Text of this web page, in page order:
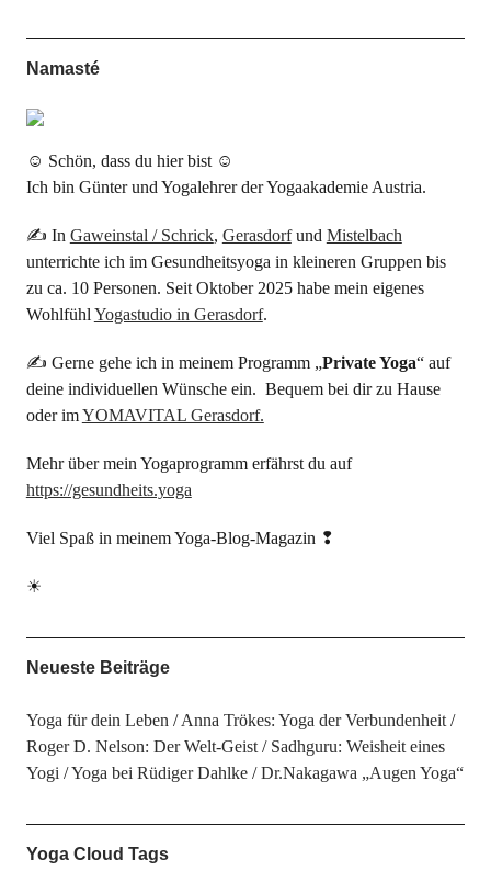
Namasté
☺ Schön, dass du hier bist ☺
Ich bin Günter und Yogalehrer der Yogaakademie Austria.
✍ In Gaweinstal / Schrick, Gerasdorfund Mistelbach
unterrichte ich im Gesundheitsyoga in kleineren Gruppen bis
zu ca. 10 Personen. Seit Oktober 2025 habe mein eigenes
Wohlfühl Yogastudio in Gerasdorf.
✍ Gerne gehe ich in meinem Programm „Private Yoga“ auf
deine individuellen Wünsche ein. Bequem bei dir zu Hause
oder imYOMAVITAL Gerasdorf.
Mehr über mein Yogaprogramm erfährst du auf
https://gesundheits.yoga
Viel Spaß in meinem Yoga-Blog-Magazin ❢
☀
Neueste Beiträge
Yoga für dein Leben
Anna Trökes: Yoga der Verbundenheit
Roger D. Nelson: Der Welt-Geist
Sadhguru: Weisheit eines
Yogi
Yoga bei Rüdiger Dahlke Dr.Nakagawa „Augen Yoga“
Yoga Cloud Tags